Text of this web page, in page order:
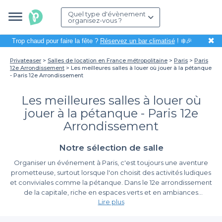
Quel type d'évènement
organisez-vous ?
Trop chaud pour faire la fête ? Réservez un bar climatisé! ❄️🎉 ✖
Privateaser Salles de location en France métropolitaine Paris
Paris
12e Arrondissement
Les meilleures salles à louer où jouer à la pétanque
- Paris 12e Arrondissement
Les meilleures salles à louer où
jouer à la pétanque - Paris 12e
Arrondissement
Notre sélection de salle
Organiser un événement à Paris, c'est toujours une aventure
prometteuse, surtout lorsque l'on choisit des activités ludiques
et conviviales comme la pétanque. Dans le 12e arrondissement
de la capitale, riche en espaces verts et en ambiances
chaleureuses, nous avons référencé pour vous les meilleures
Lire plus